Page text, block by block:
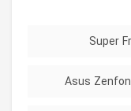
Super
Asus